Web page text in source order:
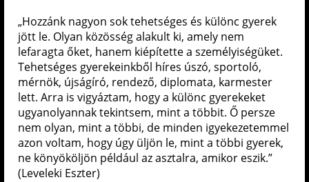
„Hozzánk nagyon sok tehetséges és különc gyerek
jött le. Olyan közösség alakult ki, amely nem
lefaragta őket, hanem kiépítette a személyiségüket.
Tehetséges gyerekeinkből híres úszó, sportoló,
mérnök, újságíró, rendező, diplomata, karmester
lett. Arra is vigyáztam, hogy a különc gyerekeket
ugyanolyannak tekintsem, mint a többit. Ő persze
nem olyan, mint a többi, de minden igyekezetemmel
azon voltam, hogy úgy üljön le, mint a többi gyerek,
ne könyököljön például az asztalra, amikor eszik.”
(Leveleki Eszter)